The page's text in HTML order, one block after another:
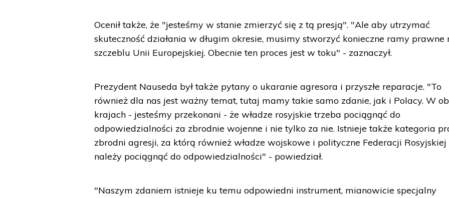
Ocenił także, że "jesteśmy w stanie zmierzyć się z tą presją". "Ale aby utrzymać
skuteczność działania w długim okresie, musimy stworzyć konieczne ramy prawne
szczeblu Unii Europejskiej. Obecnie ten proces jest w toku" - zaznaczył.
Prezydent Nauseda był także pytany o ukaranie agresora i przyszłe reparacje. "To
również dla nas jest ważny temat, tutaj mamy takie samo zdanie, jak i Polacy. W
krajach - jesteśmy przekonani - że władze rosyjskie trzeba pociągnąć do
odpowiedzialności za zbrodnie wojenne i nie tylko za nie. Istnieje także kategoria
zbrodni agresji, za którą również władze wojskowe i polityczne Federacji Rosyjskiej
należy pociągnąć do odpowiedzialności" - powiedział.
"Naszym zdaniem istnieje ku temu odpowiedni instrument, mianowicie specjalny